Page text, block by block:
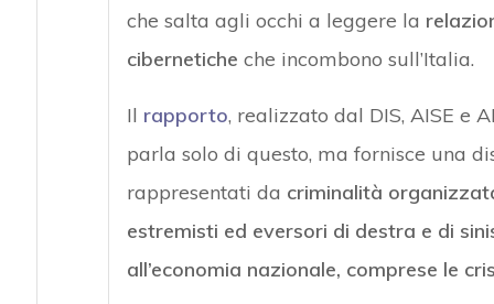
che salta agli occhi a leggere la
cibernetiche che incombono sull’Italia.
Il rapporto, realizzato dal DIS, AISE e
parla solo di questo, ma fornisce una
rappresentati da criminalità
estremisti ed eversori di destra e di
all’economia nazionale, comprese le